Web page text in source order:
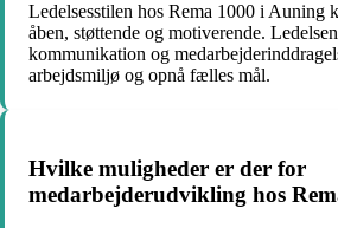
Ledelsesstilen hos Rema 1000 i Auning
åben, støttende og motiverende.
kommunikation og
arbejdsmiljø og opnå fælles mål.
Hvilke muligheder er der for
medarbejderudvikling hos